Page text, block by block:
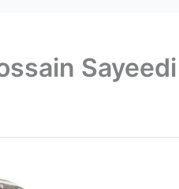
Hossain